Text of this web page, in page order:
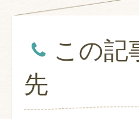
この記
先